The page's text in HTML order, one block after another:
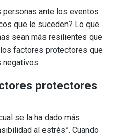
personas ante los eventos
que le suceden? Lo que
sean más resilientes que
factores protectores que
protectores
se la ha dado más
al estrés”. Cuando